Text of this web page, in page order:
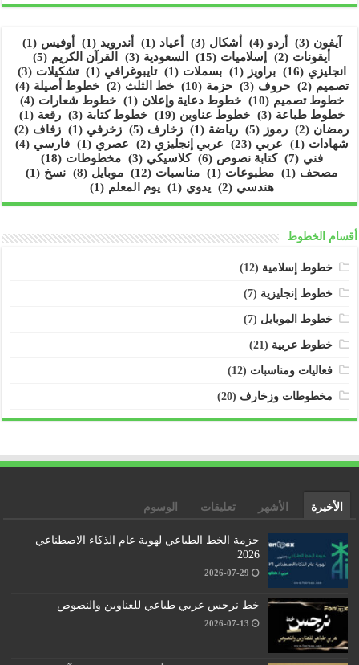
آيفون (3) أردو (4) أشكال (3) أعياد (1) أندرويد (1) أوفيس (1)
أيقونات (2) إسلاميات (15) السعودية (3) القرآن الكريم (5)
انجليزي (16) براويز (1) بسملات (1) تايبوغرافي (1) تشكيلات (3)
تصميم (2) حروف (3) حزمة (10) خط الثلث (2) خطوط أصيلة (4)
خطوط تصميم (10) خطوط دعاية وإعلان (1) خطوط شعارات (4)
خطوط طباعة (3) خطوط عناوين (19) خطوط كتابة (3) رقعة (1)
رمضان (2) رموز (5) رياضة (1) زخارف (5) زخرفي (1) زفاف (2)
شهادات (1) عربي (23) عربي إنجليزي (2) عصري (1) فارسي (4)
فني (7) كتابة نصوص (6) كلاسيكي (3) مخطوطات (18)
مصحف (1) مطبوعات (1) مناسبات (12) موبايل (8) نسخ (1)
هندسي (2) يدوي (1) يوم المعلم (1)
أقسام الخطوط
خطوط إسلامية (12)
خطوط إنجليزية (7)
خطوط الموبايل (7)
خطوط عربية (21)
فعاليات ومناسبات (12)
مخطوطات وزخارف (20)
الأخيرة الأشهر تعليقات الوسوم
حزمة الخط الطباعي لهوية عام الذكاء الاصطناعي
2026
2026-07-29
خط نرجس عربي طباعي للعناوين والنصوص
2026-07-13